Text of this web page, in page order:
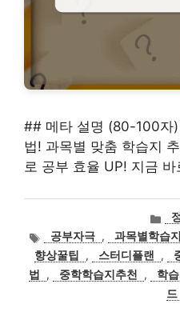
## 메타 설명 (80-100자)
법! 과목별 맞춤 학습지
로 공부 효율 UP! 지금
카
테
고
리
태
그
공부자극 , 과목별학습지
향상꿀팁
, 스터디플랜 ,
법
, 중학학습지추천 , 학
드